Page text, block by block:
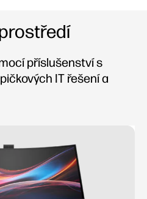
příslušenství s
IT řešení a